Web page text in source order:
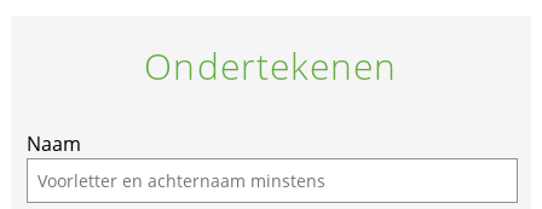
Ondertekenen
Naam